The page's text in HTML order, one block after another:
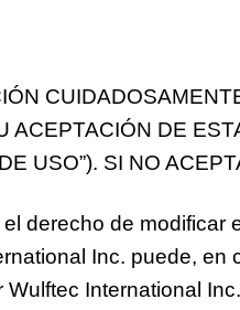
ACEPTACIÓN DE
USO”). SI NO
derecho de
Inc. puede,
International